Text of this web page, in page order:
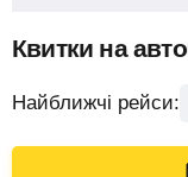
Квитки на
Найближчі рейси: